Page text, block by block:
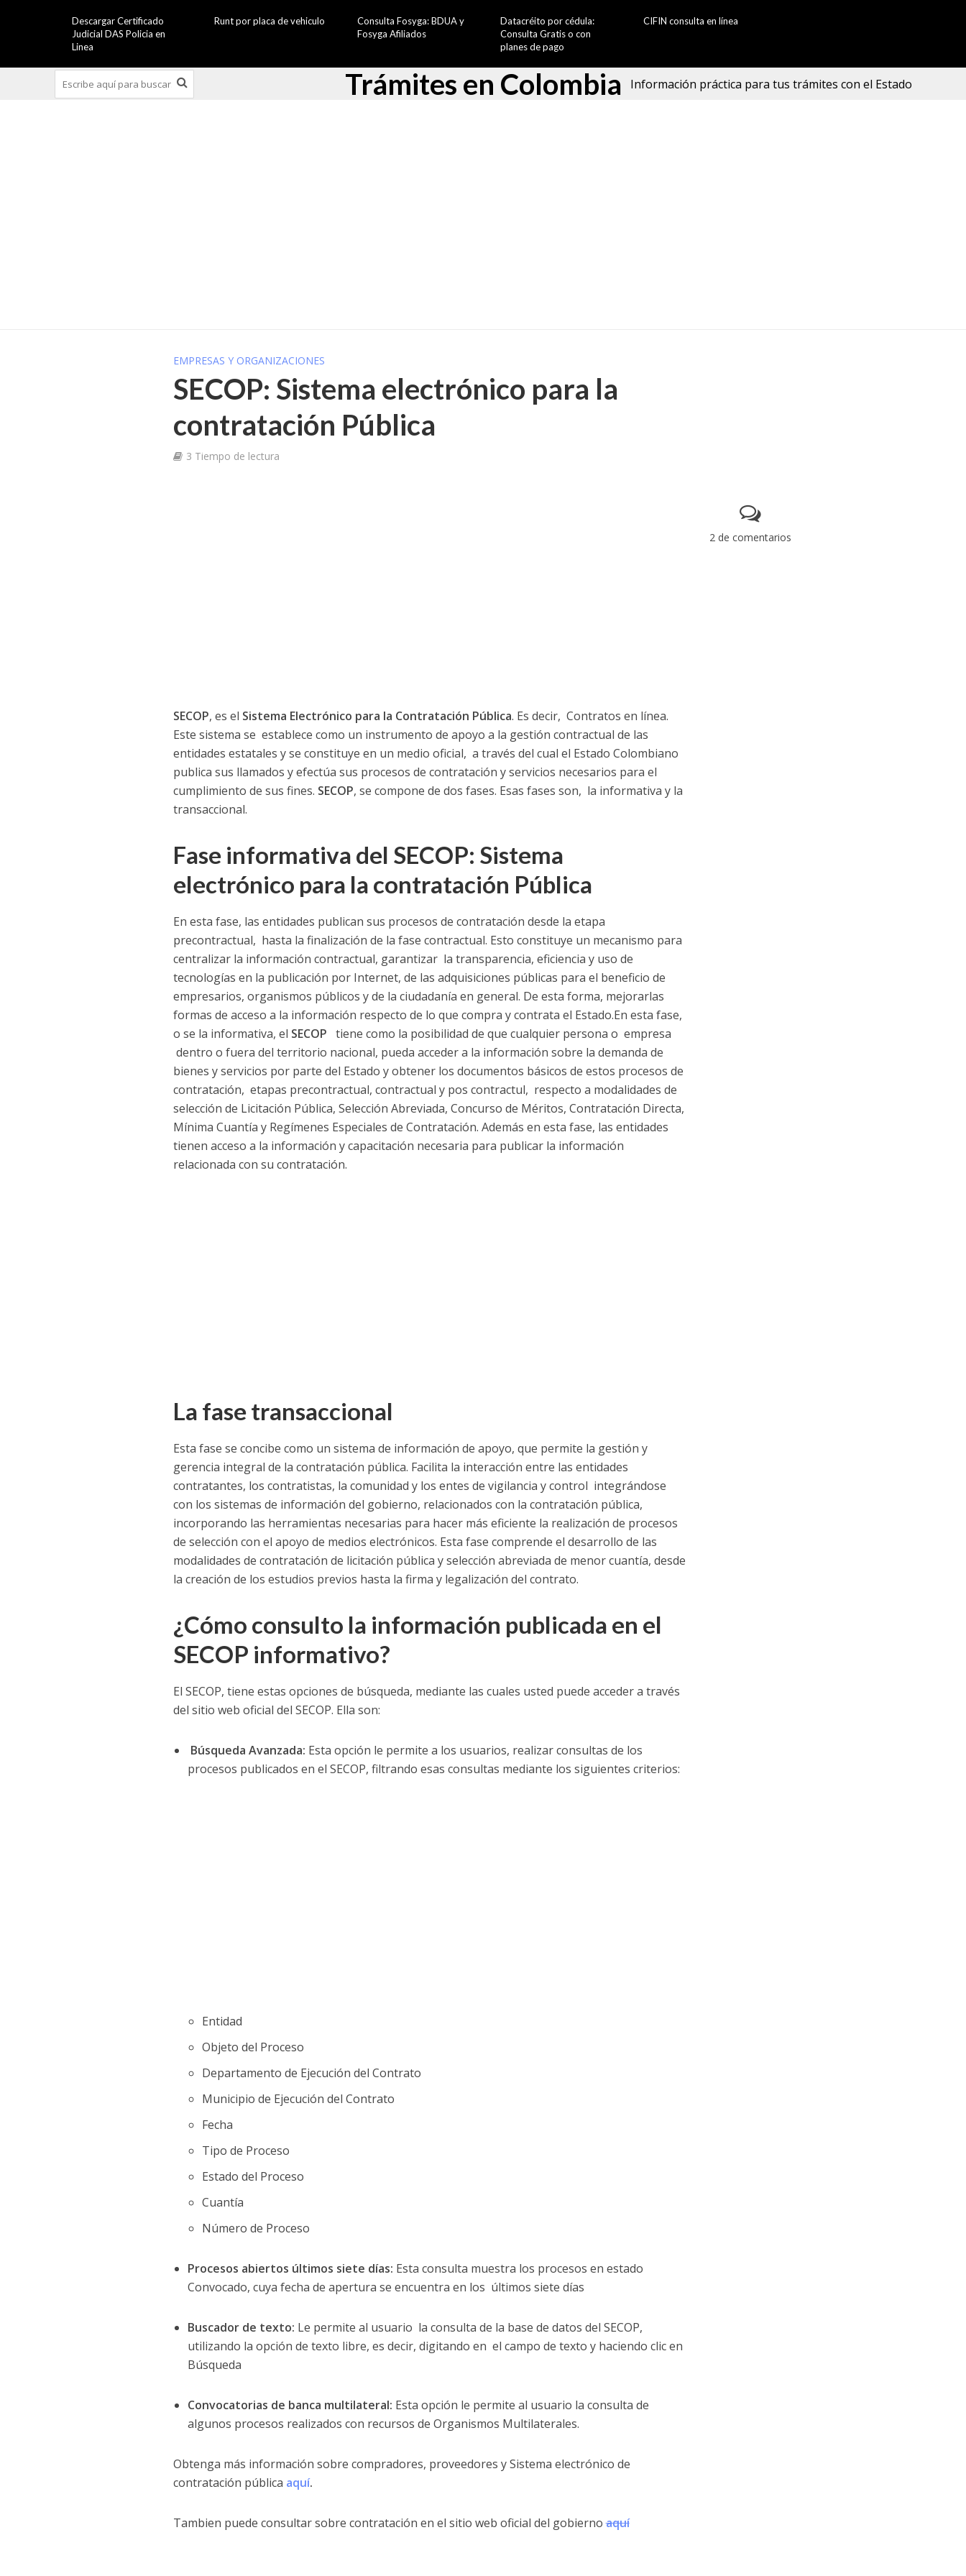
Descargar Certificado
Judicial DAS Policia en
Linea
Runt por placa de vehiculo
Consulta Fosyga: BDUA y
Fosyga Afiliados
Datacréito por cédula:
Consulta Gratis o con
planes de pago
CIFIN consulta en línea
Trámites en Colombia Información práctica para tus trámites con el Estado
EMPRESAS Y ORGANIZACIONES
SECOP: Sistema electrónico para la
contratación Pública
3 Tiempo de lectura
2 de comentarios
SECOP, es el Sistema Electrónico para la Contratación Pública. Es decir, Contratos en línea.
Este sistema se establece como un instrumento de apoyo a la gestión contractual de las
entidades estatales y se constituye en un medio oficial, a través del cual el Estado Colombiano
publica sus llamados y efectúa sus procesos de contratación y servicios necesarios para el
cumplimiento de sus fines. SECOP, se compone de dos fases. Esas fases son, la informativa y la
transaccional.
Fase informativa del SECOP: Sistema
electrónico para la contratación Pública
En esta fase, las entidades publican sus procesos de contratación desde la etapa
precontractual, hasta la finalización de la fase contractual. Esto constituye un mecanismo para
centralizar la información contractual, garantizar la transparencia, eficiencia y uso de
tecnologías en la publicación por Internet, de las adquisiciones públicas para el beneficio de
empresarios, organismos públicos y de la ciudadanía en general. De esta forma, mejorarlas
formas de acceso a la información respecto de lo que compra y contrata el Estado.En esta fase,
o se la informativa, el SECOP tiene como la posibilidad de que cualquier persona o empresa
dentro o fuera del territorio nacional, pueda acceder a la información sobre la demanda de
bienes y servicios por parte del Estado y obtener los documentos básicos de estos procesos de
contratación, etapas precontractual, contractual y pos contractul, respecto a modalidades de
selección de Licitación Pública, Selección Abreviada, Concurso de Méritos, Contratación Directa,
Mínima Cuantía y Regímenes Especiales de Contratación. Además en esta fase, las entidades
tienen acceso a la información y capacitación necesaria para publicar la información
relacionada con su contratación.
La fase transaccional
Esta fase se concibe como un sistema de información de apoyo, que permite la gestión y
gerencia integral de la contratación pública. Facilita la interacción entre las entidades
contratantes, los contratistas, la comunidad y los entes de vigilancia y control integrándose
con los sistemas de información del gobierno, relacionados con la contratación pública,
incorporando las herramientas necesarias para hacer más eficiente la realización de procesos
de selección con el apoyo de medios electrónicos. Esta fase comprende el desarrollo de las
modalidades de contratación de licitación pública y selección abreviada de menor cuantía, desde
la creación de los estudios previos hasta la firma y legalización del contrato.
¿Cómo consulto la información publicada en el
SECOP informativo?
El SECOP, tiene estas opciones de búsqueda, mediante las cuales usted puede acceder a través
del sitio web oficial del SECOP. Ella son:
Búsqueda Avanzada: Esta opción le permite a los usuarios, realizar consultas de los
procesos publicados en el SECOP, filtrando esas consultas mediante los siguientes criterios:
Entidad
Objeto del Proceso
Departamento de Ejecución del Contrato
Municipio de Ejecución del Contrato
Fecha
Tipo de Proceso
Estado del Proceso
Cuantía
Número de Proceso
Procesos abiertos últimos siete días: Esta consulta muestra los procesos en estado
Convocado, cuya fecha de apertura se encuentra en los últimos siete días
Buscador de texto: Le permite al usuario la consulta de la base de datos del SECOP,
utilizando la opción de texto libre, es decir, digitando en el campo de texto y haciendo clic en
Búsqueda
Convocatorias de banca multilateral: Esta opción le permite al usuario la consulta de
algunos procesos realizados con recursos de Organismos Multilaterales.
Obtenga más información sobre compradores, proveedores y Sistema electrónico de
contratación pública aquí.
Tambien puede consultar sobre contratación en el sitio web oficial del gobiernoaquí